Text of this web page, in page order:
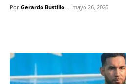
Por Gerardo Bustillo - mayo 26, 2026